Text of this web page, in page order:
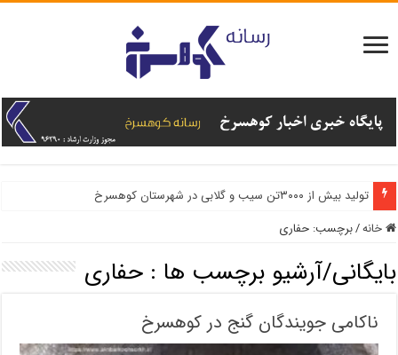
تولید بیش از ۳۰۰۰تن سیب و گلابی در شهرستان کوهسرخ
خانه/برچسب:حفاری
بایگانی/آرشیو برچسب ها :حفاری
ناکامی جویندگان گنج در کوهسرخ